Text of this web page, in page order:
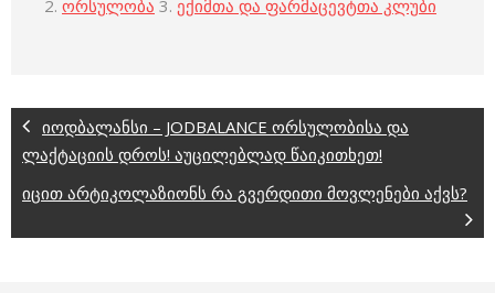
2. ორსულობა 3. ექიმთა და ფარმაცევტთა კლუბი
იოდბალანსი – JODBALANCE ორსულობისა და
ლაქტაციის დროს! აუცილებლად წაიკითხეთ!
იცით არტიკოლაზიონს რა გვერდითი მოვლენები აქვს?